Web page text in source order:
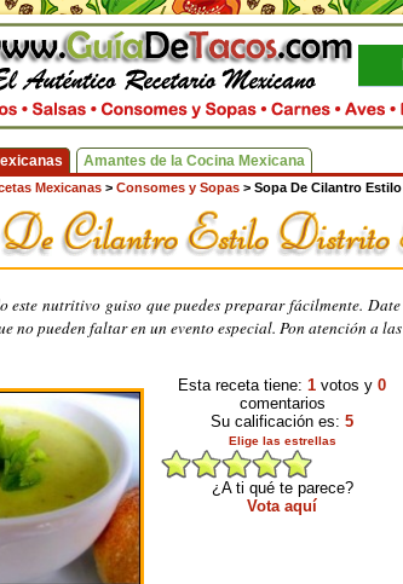
Amantes de la Cocina Mexicana
Mexicanas > Consomes y Sopas > Sopa De Cilantro
este nutritivo guiso que puedes preparar fácilmente.
no pueden faltar en un evento especial. Pon atención a
Esta receta tiene: 1 votos y 0
comentarios
Su calificación es: 5
Elige las estrellas
¿A ti qué te parece?
Vota aquí